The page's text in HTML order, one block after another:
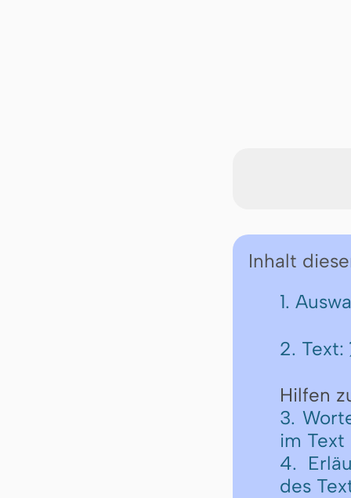
Inhalt
1.
2. Text:
Hilfen
3.
im Text
4.
des